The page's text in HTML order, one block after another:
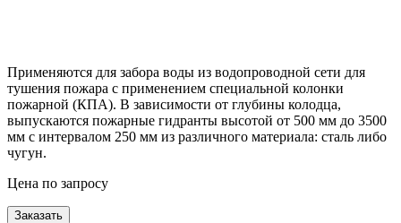
Применяются для забора воды из водопроводной сети для
тушения пожара с применением специальной колонки
пожарной (КПА). В зависимости от глубины колодца,
выпускаются пожарные гидранты высотой от 500 мм до 3500
мм с интервалом 250 мм из различного материала: сталь либо
чугун.
Цена по запросу
Заказать